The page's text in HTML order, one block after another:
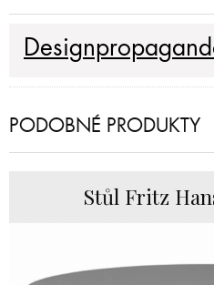
PODOBNÉ PRODUKTY
Stůl Fritz